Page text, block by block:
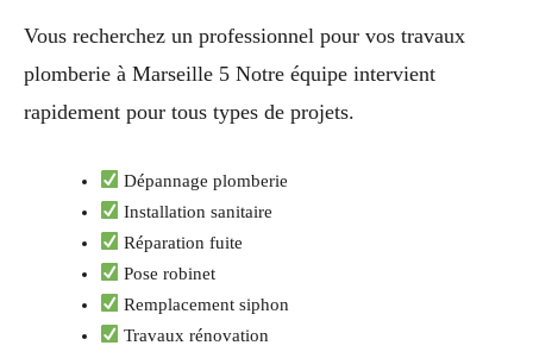
Vous recherchez un professionnel pour vos travaux
plomberie à Marseille 5 Notre équipe intervient
rapidement pour tous types de projets.
Dépannage plomberie
Installation sanitaire
Réparation fuite
Pose robinet
Remplacement siphon
Travaux rénovation